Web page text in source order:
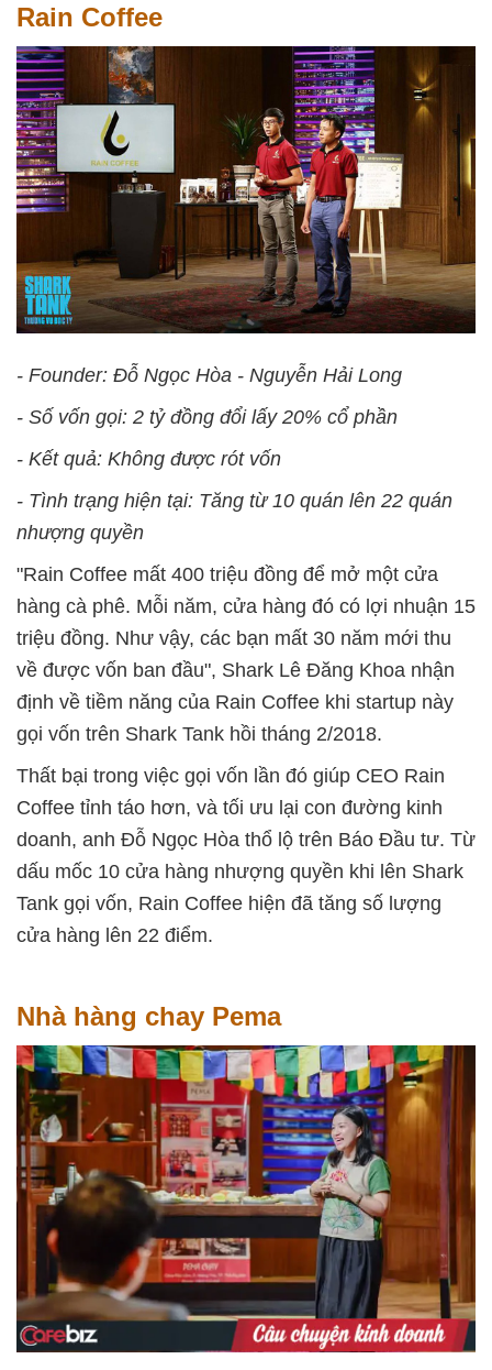
Rain Coffee
- Founder: Đỗ Ngọc Hòa - Nguyễn Hải Long
- Số vốn gọi: 2 tỷ đồng đổi lấy 20% cổ phần
- Kết quả: Không được rót vốn
- Tình trạng hiện tại: Tăng từ 10 quán lên 22 quán
nhượng quyền
"Rain Coffee mất 400 triệu đồng để mở một cửa
hàng cà phê. Mỗi năm, cửa hàng đó có lợi nhuận 15
triệu đồng. Như vậy, các bạn mất 30 năm mới thu
về được vốn ban đầu", Shark Lê Đăng Khoa nhận
định về tiềm năng của Rain Coffee khi startup này
gọi vốn trên Shark Tank hồi tháng 2/2018.
Thất bại trong việc gọi vốn lần đó giúp CEO Rain
Coffee tỉnh táo hơn, và tối ưu lại con đường kinh
doanh, anh Đỗ Ngọc Hòa thổ lộ trên Báo Đầu tư. Từ
dấu mốc 10 cửa hàng nhượng quyền khi lên Shark
Tank gọi vốn, Rain Coffee hiện đã tăng số lượng
cửa hàng lên 22 điểm.
Nhà hàng chay Pema